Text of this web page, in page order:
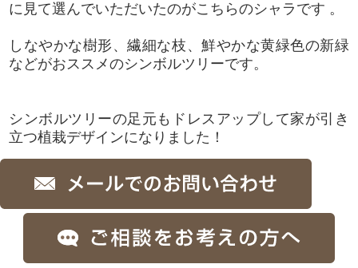
に見て選んでいただいたのがこちらのシャラです 。
しなやかな樹形、繊細な枝、鮮やかな黄緑色の新緑
などがおススメのシンボルツリーです。
シンボルツリーの足元もドレスアップして家が引き
立つ植栽デザインになりました！